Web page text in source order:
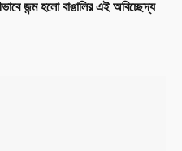
জন্ম হলো বাঙালির এই অবিচ্ছেদ্য